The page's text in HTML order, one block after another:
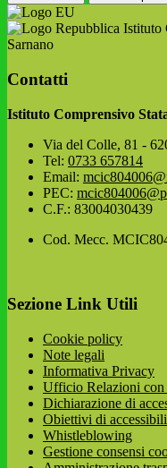
Istituto
Sarnano
Contatti
Istituto Comprensivo
Via del Colle, 81 -
Tel: 0733 657814
Email:
PEC:
C.F.: 83004030439
Cod. Mecc.
Sezione Link Utili
Cookie policy
Note legali
Informativa Privacy
Ufficio Relazioni
Dichiarazione di
Obiettivi di
Whistleblowing
Gestione consensi